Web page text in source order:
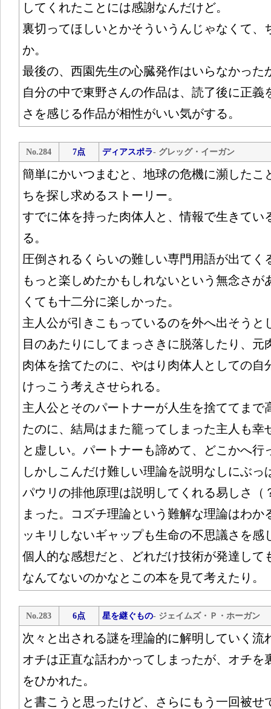
してくれたことには感謝なんだけど。
裏切ってほしいとかそういうんじゃなくて、
か。
最後の、西園先生の心臓発作はいらなかった
自分の中で東野さんの作品は、読了後に正義
さを感じる作品が相性がいい気がする。
No.284 7点 ディアスポラ- グレッグ・イーガン
簡単にかいつまむと、地球の危機に瀕したこ
ちを探し求めるストーリー。
すでに体を持った肉体人と、情報で生きてい
る。
圧倒されるくらいの難しい専門用語が出てく
もっと楽しめたかもしれないという無念さが
くても十二分に楽しかった。
主人公が引きこもっているのを外へ出そうと
目のあたりにしてまっさきに脱落したり、元
肉体を捨てたのに、やはり肉体人としての自
けっこう考えさせられる。
主人公とそのパートナーが人生を捨ててまで
たのに、結局はまた籠ってしまった主人も幸
と虚しい。パートナーも諦めて、どこかへ行
しかしこんだけ難しい理論を説明なしにぶっ
パウリの排他原理は説明してくれる易しさ（
まった。コズチ理論という難解な理論はわか
ッキリしないギャップも生命の不思議さを感
個人的な感想だと、どれだけ技術が発達して
なんてないのかなとこの本を見て考えたり。
No.283 6点 星を継ぐもの- ジェイムズ・Ｐ・ホーガン
次々と出される謎を理論的に解明していく流
オチは正直な話わかってしまったが、オチを
をひかれた。
と書こうと思ったけど、さらにもう一回被せ